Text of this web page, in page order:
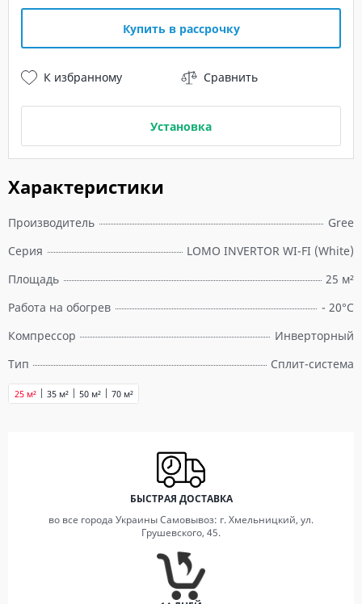
Характеристики
Производитель
Gree
Серия
LOMO INVERTOR WI-FI (White)
Площадь
25 м²
Работа на обогрев
- 20°C
Компрессор
Инверторный
Тип
Сплит-система
25 м² 35 м² 50 м² 70 м²
Купить в рассрочку
К избранному Сравнить
Установка
БЫСТРАЯ ДОСТАВКА
во все города Украины Самовывоз: г. Хмельницкий, ул.
Грушевского, 45.